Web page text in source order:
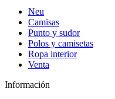
Neu
Camisas
Punto y sudor
Polos y camisetas
Ropa interior
Venta
Información